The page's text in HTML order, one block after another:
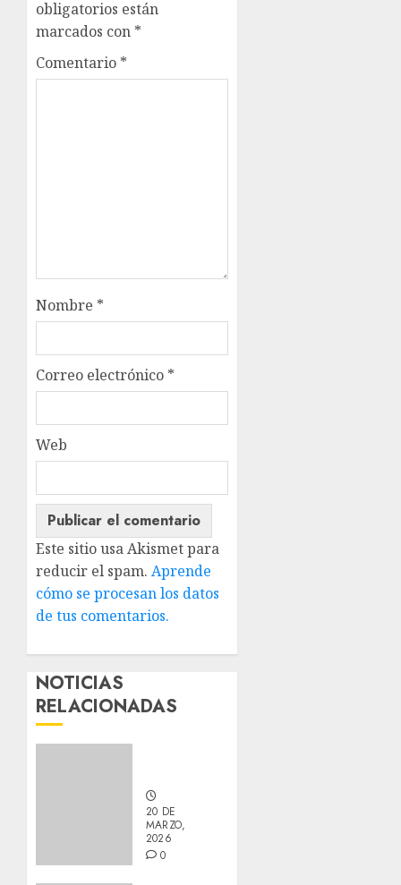
obligatorios están
marcados con *
Comentario *
Nombre *
Correo electrónico *
Web
Este sitio usa Akismet para
reducir el spam. Aprende
cómo se procesan los datos
de tus comentarios.
NOTICIAS
RELACIONADAS
20 DE
MARZO,
2026
0